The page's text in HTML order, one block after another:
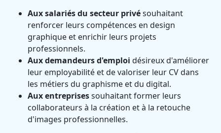
Aux salariés du secteur privésouhaitant
renforcer leurs compétences en design
graphique et enrichir leurs projets
professionnels.
Aux demandeurs d'emploi désireux d'améliorer
leur employabilité et de valoriser leur CV dans
les métiers du graphisme et du digital.
Aux entreprisessouhaitant former leurs
collaborateurs à la création et à la retouche
d'images professionnelles.